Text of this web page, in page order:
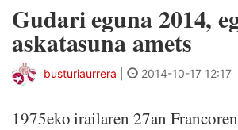
Gudari eguna 2014,
askatasuna amets
busturiaurrera 2014-10-17 12:17
1975eko irailaren 27an